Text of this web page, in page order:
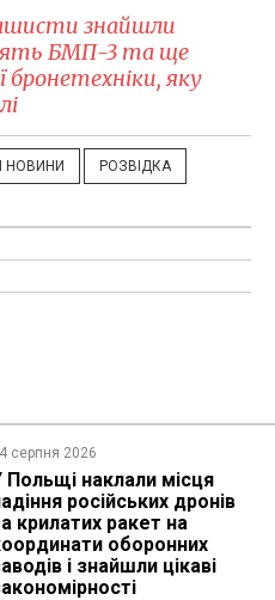
знайшли
БМП-3 та ще
бронетехніки, яку
НОВИНИ РОЗВІДКА
серпня 2026
Польщі наклали місця
російських дронів
крилатих ракет на
оборонних
і знайшли цікаві